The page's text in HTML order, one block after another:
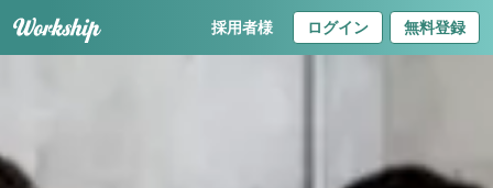
採用者様 ログイン 無料登録